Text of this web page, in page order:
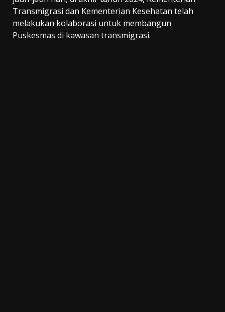
Transmigrasi dan Kementerian Kesehatan telah
melakukan kolaborasi untuk membangun
Puskesmas di kawasan transmigrasi.